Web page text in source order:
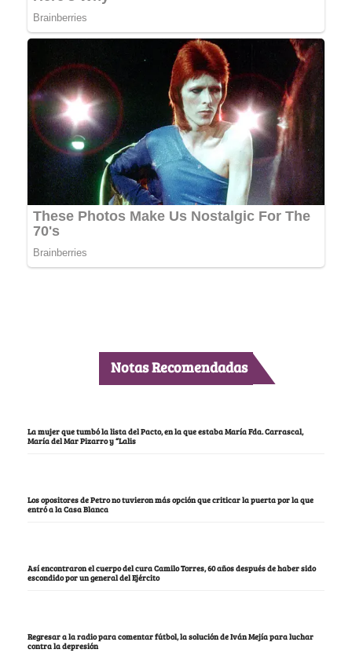
Notas Recomendadas
La mujer que tumbó la lista del Pacto, en la que estaba María Fda. Carrascal,
María del Mar Pizarro y “Lalis
Los opositores de Petro no tuvieron más opción que criticar la puerta por la que
entró a la Casa Blanca
Así encontraron el cuerpo del cura Camilo Torres, 60 años después de haber sido
escondido por un general del Ejército
Regresar a la radio para comentar fútbol, la solución de Iván Mejía para luchar
contra la depresión